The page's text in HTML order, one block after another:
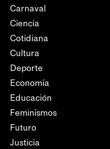
Carnaval
Ciencia
Cotidiana
Cultura
Deporte
Economía
Educación
Feminismos
Futuro
Justicia